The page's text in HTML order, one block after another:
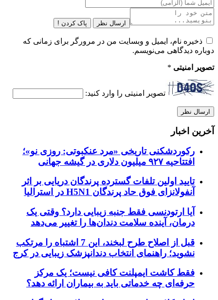
ارسال نظر پاک کردن !
ذخیره نام، ایمیل و وبسایت من در مرورگر برای زمانی که
دوباره دیدگاهی می‌نویسم.
تصویر امنیتی *
تصویر امنیتی را وارد کنید:
آخرین اخبار
رکوردشکنی تاریخی «مرد عنکبوتی: روزی نو»؛
افتتاحیه ۹۲۷ میلیون دلاری در گیشه جهانی
تایید اولین تلفات گسترده پرندگان دریایی بر اثر
آنفولانزای فوق حاد پرندگان H5N1 در استرالیا
آیا ارتودنسی فقط جنبه زیبایی دارد؟ وقتی یک
درمان، آینده سلامت دندان‌ها را تغییر می‌دهد
قبل از اصلاح طرح لبخند، این 7 اشتباه را مرتکب
نشوید؛ راهنمای انتخاب دندانپزشک زیبایی در کرج
فقط کاشت ایمپلنت کافی نیست؛ یک مرکز
حرفه‌ای چه خدماتی باید به بیماران ارائه دهد؟